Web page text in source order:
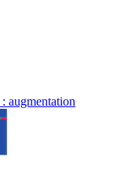
augmentation